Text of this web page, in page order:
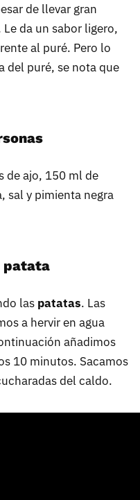
de llevar gran
da un sabor ligero,
al puré. Pero lo
del puré, se nota que
de ajo, 150 ml de
sal y pimienta negra
patata
las patatas. Las
a hervir en agua
añadimos
10 minutos. Sacamos
del caldo.